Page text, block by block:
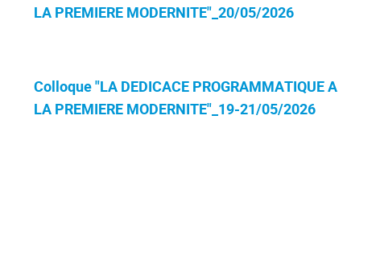
LA PREMIERE MODERNITE"_20/05/2026
Colloque "LA DEDICACE PROGRAMMATIQUE A
LA PREMIERE MODERNITE"_19-21/05/2026